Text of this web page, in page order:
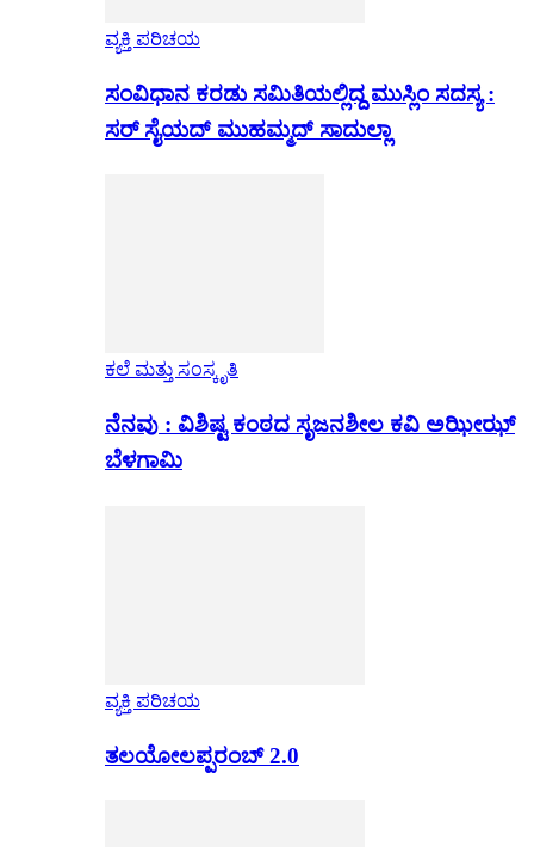
ವ್ಯಕ್ತಿ ಪರಿಚಯ
ಸಂವಿಧಾನ ಕರಡು ಸಮಿತಿಯಲ್ಲಿದ್ದ ಮುಸ್ಲಿಂ ಸದಸ್ಯ :
ಸರ್ ಸೈಯದ್ ಮುಹಮ್ಮದ್ ಸಾದುಲ್ಲಾ
ಕಲೆ ಮತ್ತು ಸಂಸ್ಕೃತಿ
ನೆನವು : ವಿಶಿಷ್ಟ ಕಂಠದ ಸೃಜನಶೀಲ ಕವಿ ಅಝೀಝ್
ಬೆಳಗಾಮಿ
ವ್ಯಕ್ತಿ ಪರಿಚಯ
ತಲಯೋಲಪ್ಪರಂಬ್ 2.0